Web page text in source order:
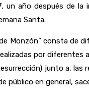
un año después de
Santa.
Monzón” consta de
por diferentes
junto a,
público en general,